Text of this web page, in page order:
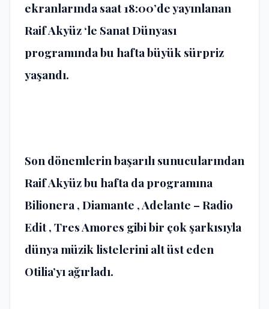
ekranlarında saat 18:00’de yayınlanan
Raif Akyüz ‘le Sanat Dünyası
programında bu hafta büyük sürpriz
yaşandı.
Son dönemlerin başarılı sunucularından
Raif Akyüz bu hafta da programına
Bilionera , Diamante , Adelante – Radio
Edit , Tres Amores gibi bir çok şarkısıyla
dünya müzik listelerini alt üst eden
Otilia’yı ağırladı.